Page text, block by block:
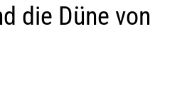
die Düne von